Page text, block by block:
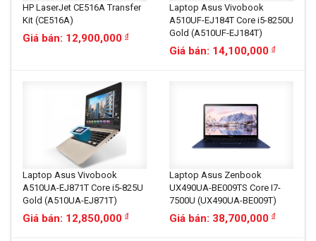
HP LaserJet CE516A Transfer
Kit (CE516A)
Giá bán: 12,900,000 đ
Laptop Asus Vivobook
A510UF-EJ184T Core i5-8250U
Gold (A510UF-EJ184T)
Giá bán: 14,100,000 đ
Laptop Asus Vivobook
A510UA-EJ871T Core i5-825U
Gold (A510UA-EJ871T)
Giá bán: 12,850,000 đ
Laptop Asus Zenbook
UX490UA-BE009TS Core I7-
7500U (UX490UA-BE009T)
Giá bán: 38,700,000 đ